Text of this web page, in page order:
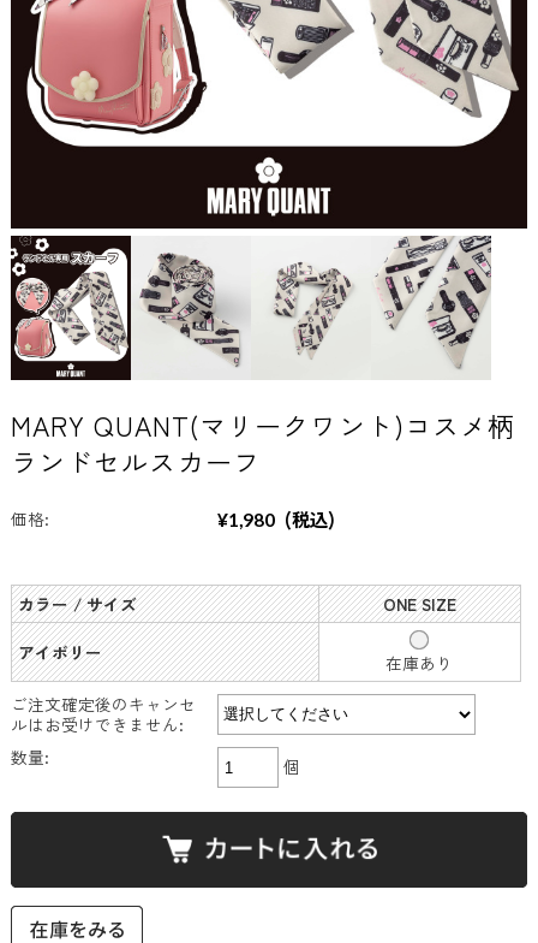
MARY QUANT(マリークワント)コスメ柄
ランドセルスカーフ
価格: ¥1,980 (税込)
カラー / サイズ
ONE SIZE
アイボリー
在庫あり
ご注文確定後のキャンセ
ルはお受けできません:
数量:
個